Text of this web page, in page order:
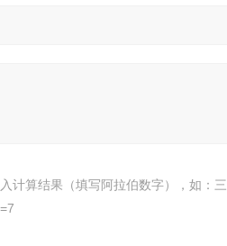
计算结果（填写阿拉伯数字），如：三